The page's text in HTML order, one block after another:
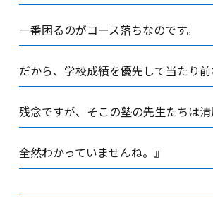
一番困るのがコース落ちなのです。
だから、学校成績を優先して当たり前
残念ですが、そこの塾の先生たちは
全然わかっていませんね。』